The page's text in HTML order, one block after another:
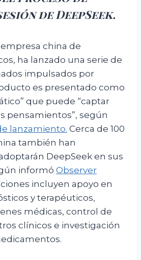
de DeepSeek.
china de
ha lanzado una serie de
impulsados por
es presentado como
que puede “captar
pensamientos”, según
lanzamiento. Cerca de 100
también han
DeepSeek en sus
informó Observer
incluyen apoyo en
y terapéuticos,
médicas, control de
clínicos e investigación